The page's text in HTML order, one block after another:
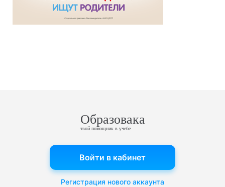
Образовака
твой помощник в учебе
Войти в кабинет
Регистрация нового аккаунта